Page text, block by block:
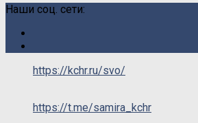
Наши соц. сети:
https://kchr.ru/svo/
https://t.me/samira_kchr